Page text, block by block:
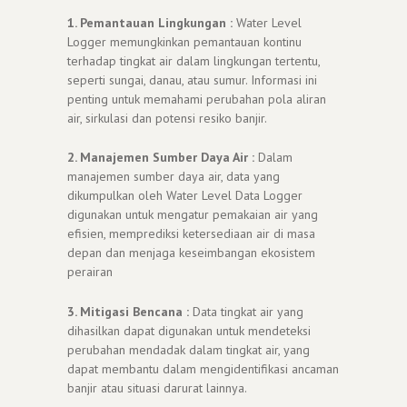
1. Pemantauan Lingkungan : Water Level
Logger memungkinkan pemantauan kontinu
terhadap tingkat air dalam lingkungan tertentu,
seperti sungai, danau, atau sumur. Informasi ini
penting untuk memahami perubahan pola aliran
air, sirkulasi dan potensi resiko banjir.
2. Manajemen Sumber Daya Air : Dalam
manajemen sumber daya air, data yang
dikumpulkan oleh Water Level Data Logger
digunakan untuk mengatur pemakaian air yang
efisien, memprediksi ketersediaan air di masa
depan dan menjaga keseimbangan ekosistem
perairan
3. Mitigasi Bencana : Data tingkat air yang
dihasilkan dapat digunakan untuk mendeteksi
perubahan mendadak dalam tingkat air, yang
dapat membantu dalam mengidentifikasi ancaman
banjir atau situasi darurat lainnya.